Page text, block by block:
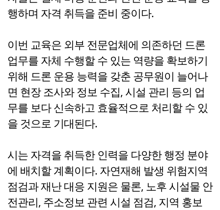
행하며 자격 취득을 준비 중이다.
이번 교육은 외부 전문업체에 의존하던 드론
업무를 자체 수행할 수 있는 역량을 확보하기
위해 드론 운용 능력을 갖춘 공무원이 늘어나
면 현장 조사와 정보 수집, 시설 관리 등의 업
무를 보다 신속하고 효율적으로 처리할 수 있
을 것으로 기대된다.
시는 자격을 취득한 인력을 다양한 행정 분야
에 배치할 계획이다. 자연재해 발생 위험지역
점검과 재난 대응 지원은 물론, 노후 시설물 안
전관리, 주소정보 관련 시설 점검, 지역 홍보